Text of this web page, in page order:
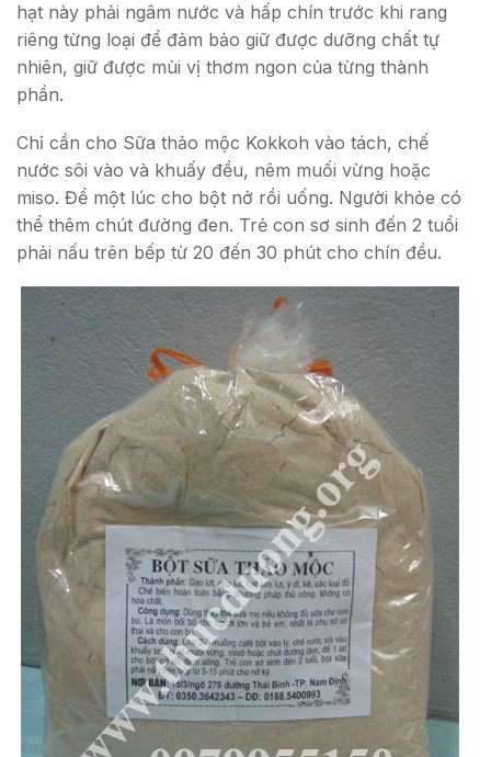
hạt này phải ngâm nước và hấp chín trước khi rang
riêng từng loại để đảm bảo giữ được dưỡng chất tự
nhiên, giữ được mùi vị thơm ngon của từng thành
phần.
Chỉ cần cho Sữa thảo mộc Kokkoh vào tách, chế
nước sôi vào và khuấy đều, nêm muối vừng hoặc
miso. Để một lúc cho bột nở rồi uống. Người khỏe có
thể thêm chút đường đen. Trẻ con sơ sinh đến 2 tuổi
phải nấu trên bếp từ 20 đến 30 phút cho chín đều.